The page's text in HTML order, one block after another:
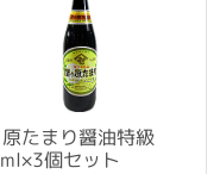
たまり醤油特級
個セット